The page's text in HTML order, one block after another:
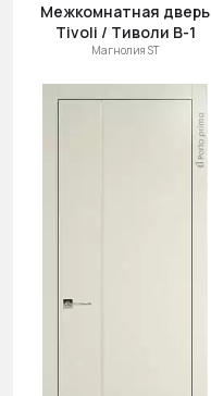
Межкомнатная дверь
Tivoli / Тиволи В-1
Магнолия ST